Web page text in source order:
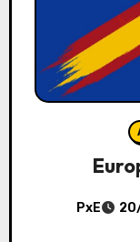
PxE